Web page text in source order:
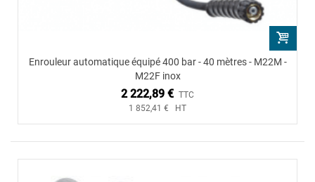
Enrouleur automatique équipé 400 bar - 40 mètres - M22M -
M22F inox
2 222,89 € TTC
1 852,41 € HT